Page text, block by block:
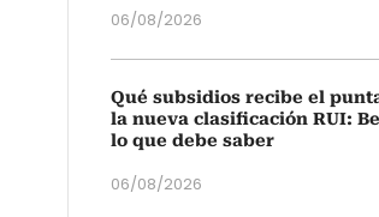
06/08/2026
Qué subsidios recibe el
la nueva clasificación RUI:
lo que debe saber
06/08/2026